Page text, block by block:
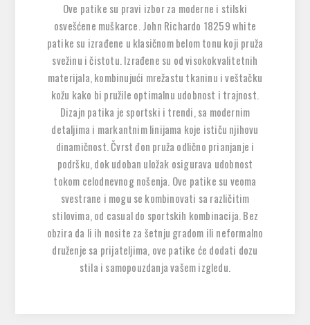
Ove patike su pravi izbor za moderne i stilski
osvešćene muškarce. John Richardo 18259 white
patike su izrađene u klasičnom belom tonu koji pruža
svežinu i čistotu. Izrađene su od visokokvalitetnih
materijala, kombinujući mrežastu tkaninu i veštačku
kožu kako bi pružile optimalnu udobnost i trajnost.
Dizajn patika je sportski i trendi, sa modernim
detaljima i markantnim linijama koje ističu njihovu
dinamičnost. Čvrst đon pruža odlično prianjanje i
podršku, dok udoban uložak osigurava udobnost
tokom celodnevnog nošenja. Ove patike su veoma
svestrane i mogu se kombinovati sa različitim
stilovima, od casual do sportskih kombinacija. Bez
obzira da li ih nosite za šetnju gradom ili neformalno
druženje sa prijateljima, ove patike će dodati dozu
stila i samopouzdanja vašem izgledu.